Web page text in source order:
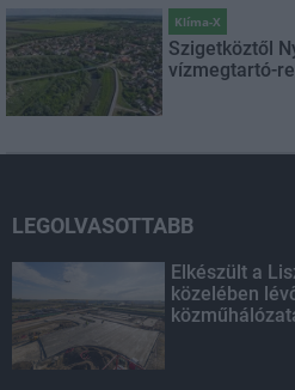
Klíma-X
Szigetköztől
vízmegtartó-
LEGOLVASOTTABB
Elkészült a
közelében